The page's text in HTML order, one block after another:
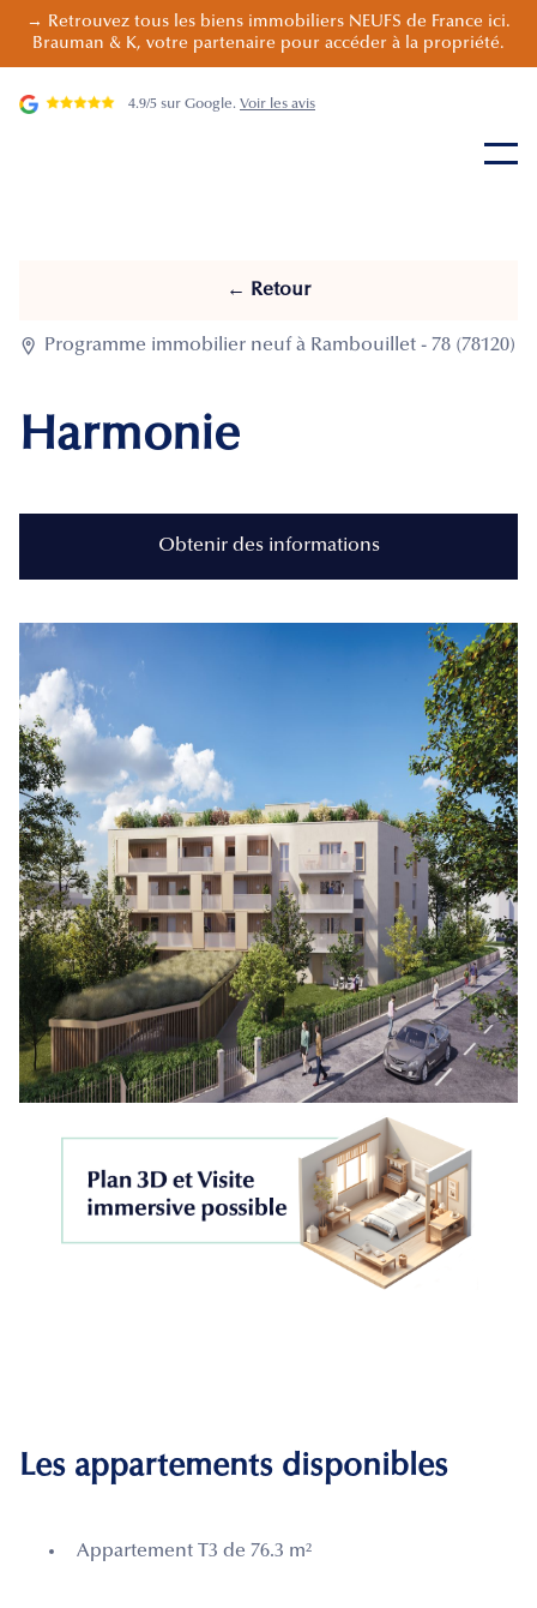
→ Retrouvez tous les biens immobiliers NEUFS de France ici.
Brauman & K, votre partenaire pour accéder à la propriété.
4.9/5 sur Google. Voir les avis
← Retour
 Programme immobilier neuf à Rambouillet - 78 (78120)
Harmonie
Obtenir des informations
Les appartements disponibles
Appartement T3 de 76.3 m²